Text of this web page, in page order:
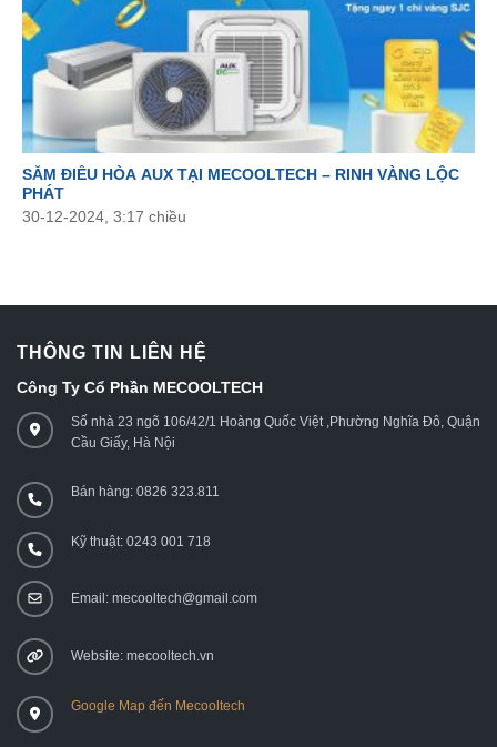
SẮM ĐIỀU HÒA AUX TẠI MECOOLTECH – RINH VÀNG LỘC
PHÁT
30-12-2024, 3:17 chiều
THÔNG TIN LIÊN HỆ
Công Ty Cổ Phần MECOOLTECH
Số nhà 23 ngõ 106/42/1 Hoàng Quốc Việt ,Phường Nghĩa Đô, Quận
Cầu Giấy, Hà Nội
Bán hàng: 0826 323.811
Kỹ thuật: 0243 001 718
Email: mecooltech@gmail.com
Website: mecooltech.vn
Google Map đến Mecooltech